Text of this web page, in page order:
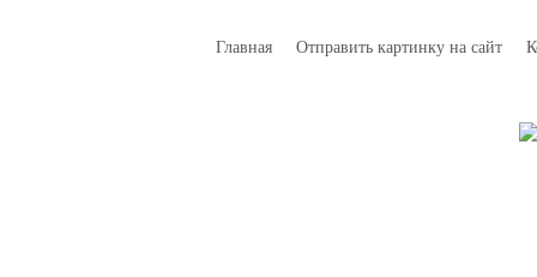
Главная Отправить картинку на сайт